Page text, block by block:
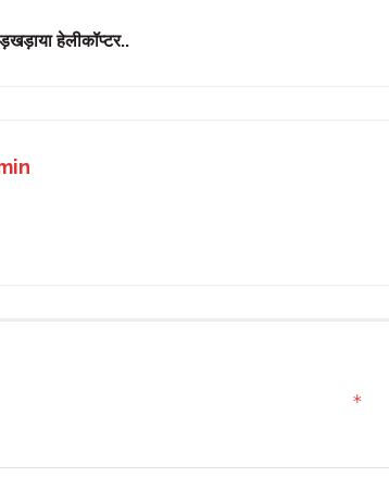
हेलीकॉप्टर..
*